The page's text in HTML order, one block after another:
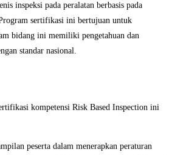
inspeksi pada peralatan berbasis pada
sertifikasi ini bertujuan untuk
bidang ini memiliki pengetahuan dan
standar nasional.
kompetensi Risk Based Inspection ini
peserta dalam menerapkan peraturan